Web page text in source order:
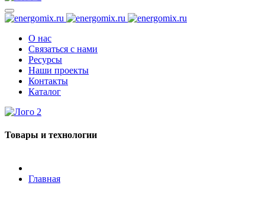
О нас
Связаться с нами
Ресурсы
Наши проекты
Контакты
Каталог
Товары и технологии
Главная